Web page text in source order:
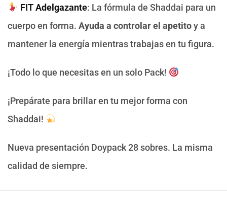
FIT Adelgazante: La fórmula de Shaddai para un
cuerpo en forma. Ayuda a controlar el apetitoy a
mantener la energía mientras trabajas en tu figura.
¡Todo lo que necesitas en un solo Pack!
¡Prepárate para brillar en tu mejor forma con
Shaddai!
Nueva presentación Doypack 28 sobres. La misma
calidad de siempre.